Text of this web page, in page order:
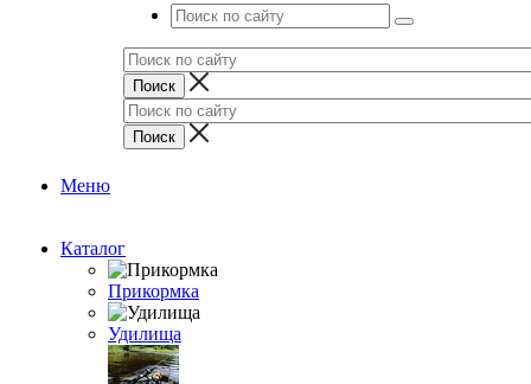
Меню
Каталог
Прикормка
Удилища